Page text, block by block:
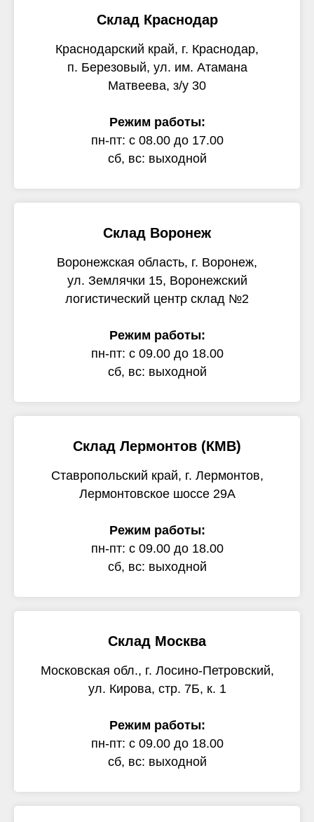
Склад Краснодар
Краснодарский край, г. Краснодар,
п. Березовый, ул. им. Атамана
Матвеева, з/у 30
Режим работы:
пн-пт: с 08.00 до 17.00
сб, вс: выходной
Склад Воронеж
Воронежская область, г. Воронеж,
ул. Землячки 15, Воронежский
логистический центр склад №2
Режим работы:
пн-пт: с 09.00 до 18.00
сб, вс: выходной
Склад Лермонтов (КМВ)
Ставропольский край, г. Лермонтов,
Лермонтовское шоссе 29А
Режим работы:
пн-пт: с 09.00 до 18.00
сб, вс: выходной
Склад Москва
Московская обл., г. Лосино-Петровский,
ул. Кирова, стр. 7Б, к. 1
Режим работы:
пн-пт: с 09.00 до 18.00
сб, вс: выходной